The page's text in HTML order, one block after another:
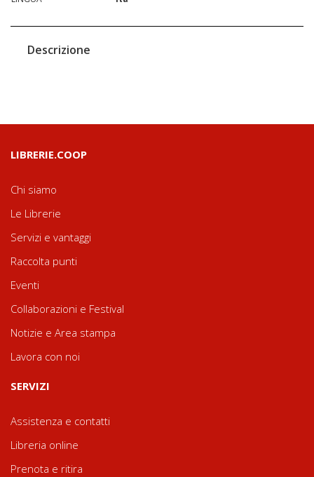
Descrizione
LIBRERIE.COOP
Chi siamo
Le Librerie
Servizi e vantaggi
Raccolta punti
Eventi
Collaborazioni e Festival
Notizie e Area stampa
Lavora con noi
SERVIZI
Assistenza e contatti
Libreria online
Prenota e ritira